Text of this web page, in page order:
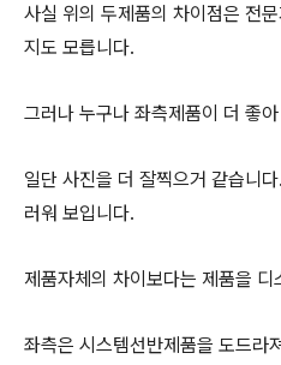
사실 위의 두제품의 차이점은 전
지도 모릅니다.
그러나 누구나 좌측제품이 더 좋
일단 사진을 더 잘찍으거 같습니
러워 보입니다.
제품자체의 차이보다는 제품을
좌측은 시스템선반제품을 도드라